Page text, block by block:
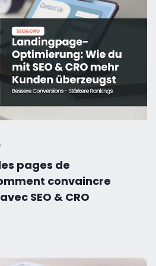
pages de
convaincre
SEO & CRO